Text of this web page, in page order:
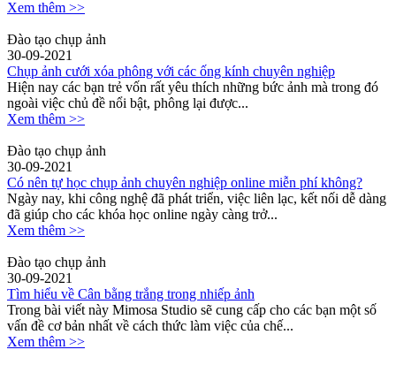
Xem thêm >>
Đào tạo chụp ảnh
30-09-2021
Chụp ảnh cưới xóa phông với các ống kính chuyên nghiệp
Hiện nay các bạn trẻ vốn rất yêu thích những bức ảnh mà trong đó
ngoài việc chủ đề nổi bật, phông lại được...
Xem thêm >>
Đào tạo chụp ảnh
30-09-2021
Có nên tự học chụp ảnh chuyên nghiệp online miễn phí không?
Ngày nay, khi công nghệ đã phát triển, việc liên lạc, kết nối dễ dàng
đã giúp cho các khóa học online ngày càng trở...
Xem thêm >>
Đào tạo chụp ảnh
30-09-2021
Tìm hiểu về Cân bằng trắng trong nhiếp ảnh
Trong bài viết này Mimosa Studio sẽ cung cấp cho các bạn một số
vấn đề cơ bản nhất về cách thức làm việc của chế...
Xem thêm >>